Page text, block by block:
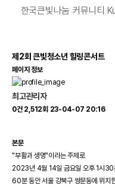
한국큰빛나눔 커뮤니티
제2회 큰빛청소년 힐링콘서트
페이지 정보
최고관리자
0건 2,512회 23-04-07 20:16
본문
"부활과 생명"이라는 주제로
2023년 4월 14일 금요일 오후 1시30
60분 동안 서울 강북구 쌍문동에 위치